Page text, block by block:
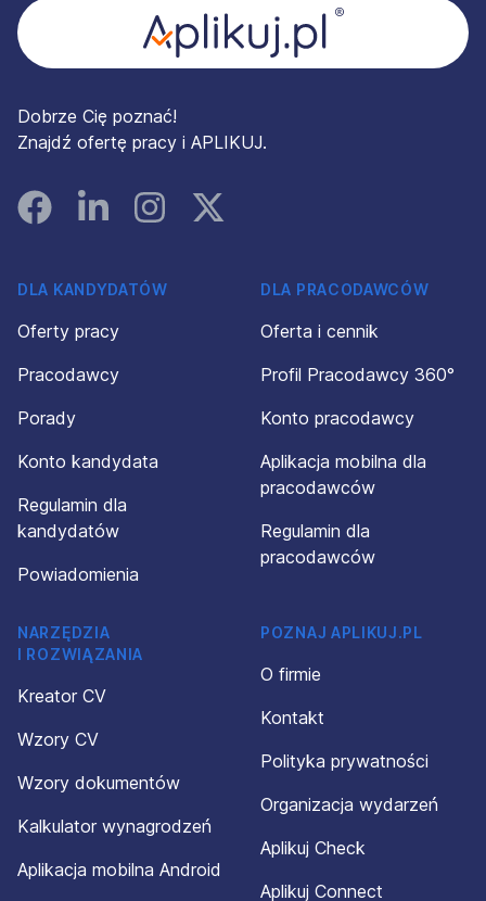
Dobrze Cię poznać!
Znajdź ofertę pracy i APLIKUJ.
FacebookLinked InInstagramInstagram
DLA KANDYDATÓW
Oferty pracy
Pracodawcy
Porady
Konto kandydata
Regulamin dla
kandydatów
Powiadomienia
DLA PRACODAWCÓW
Oferta i cennik
Profil Pracodawcy 360°
Konto pracodawcy
Aplikacja mobilna dla
pracodawców
Regulamin dla
pracodawców
NARZĘDZIA
I ROZWIĄZANIA
Kreator CV
Wzory CV
Wzory dokumentów
Kalkulator wynagrodzeń
Aplikacja mobilna Android
POZNAJ APLIKUJ.PL
O firmie
Kontakt
Polityka prywatności
Organizacja wydarzeń
Aplikuj Check
Aplikuj Connect